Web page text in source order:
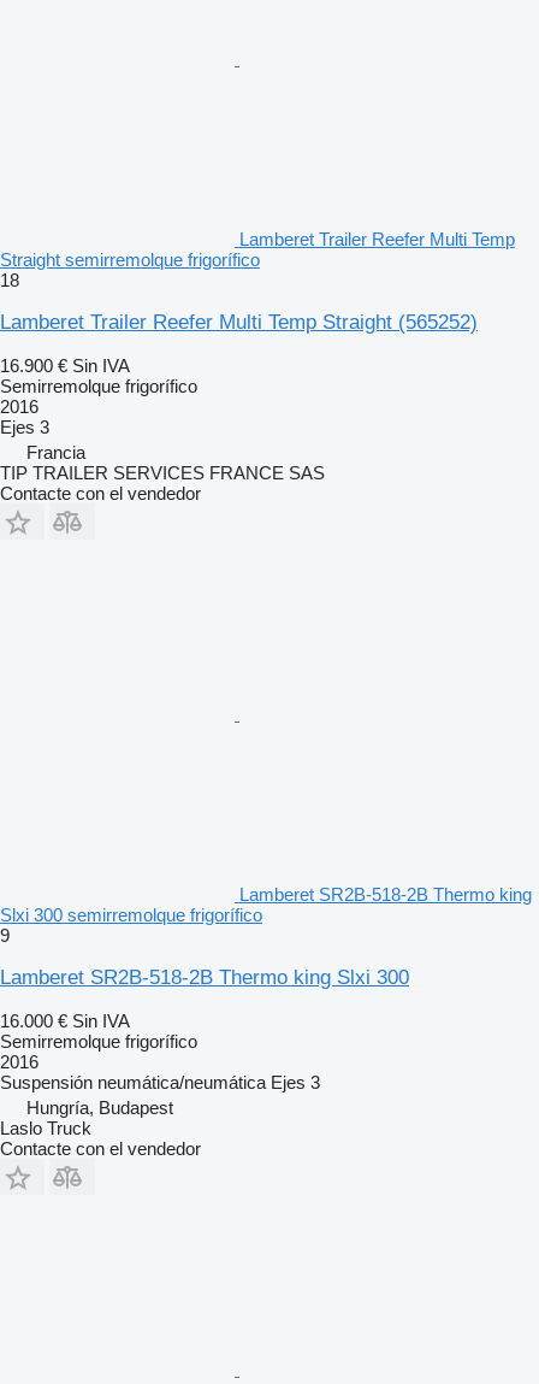
Lamberet Trailer Reefer Multi Temp
Straight semirremolque frigorífico
18
Lamberet Trailer Reefer Multi Temp Straight (565252)
16.900 € Sin IVA
Semirremolque frigorífico
2016
Ejes 3
Francia
TIP TRAILER SERVICES FRANCE SAS
Contacte con el vendedor
Lamberet SR2B-518-2B Thermo king
Slxi 300 semirremolque frigorífico
9
Lamberet SR2B-518-2B Thermo king Slxi 300
16.000 € Sin IVA
Semirremolque frigorífico
2016
Suspensión neumática/neumática Ejes 3
Hungría, Budapest
Laslo Truck
Contacte con el vendedor